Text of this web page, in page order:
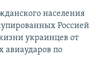
населения
Россией
украинцев от
авиаударов по